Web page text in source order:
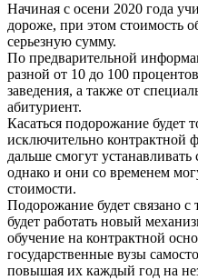
Начиная с осени 2020 года
дороже, при этом стоимость
серьезную сумму.
По предварительной
разной от 10 до 100
заведения, а также от
абитуриент.
Касаться подорожание будет
исключительно контрактной
дальше смогут
однако и они со временем
стоимости.
Подорожание будет связано с
будет работать новый
обучение на контрактной
государственные вузы
повышая их каждый год на